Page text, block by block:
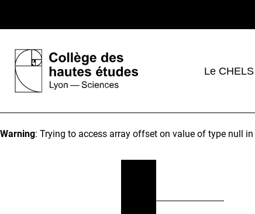
Le CHELS
Warning: Trying to access array offset on value of type null in